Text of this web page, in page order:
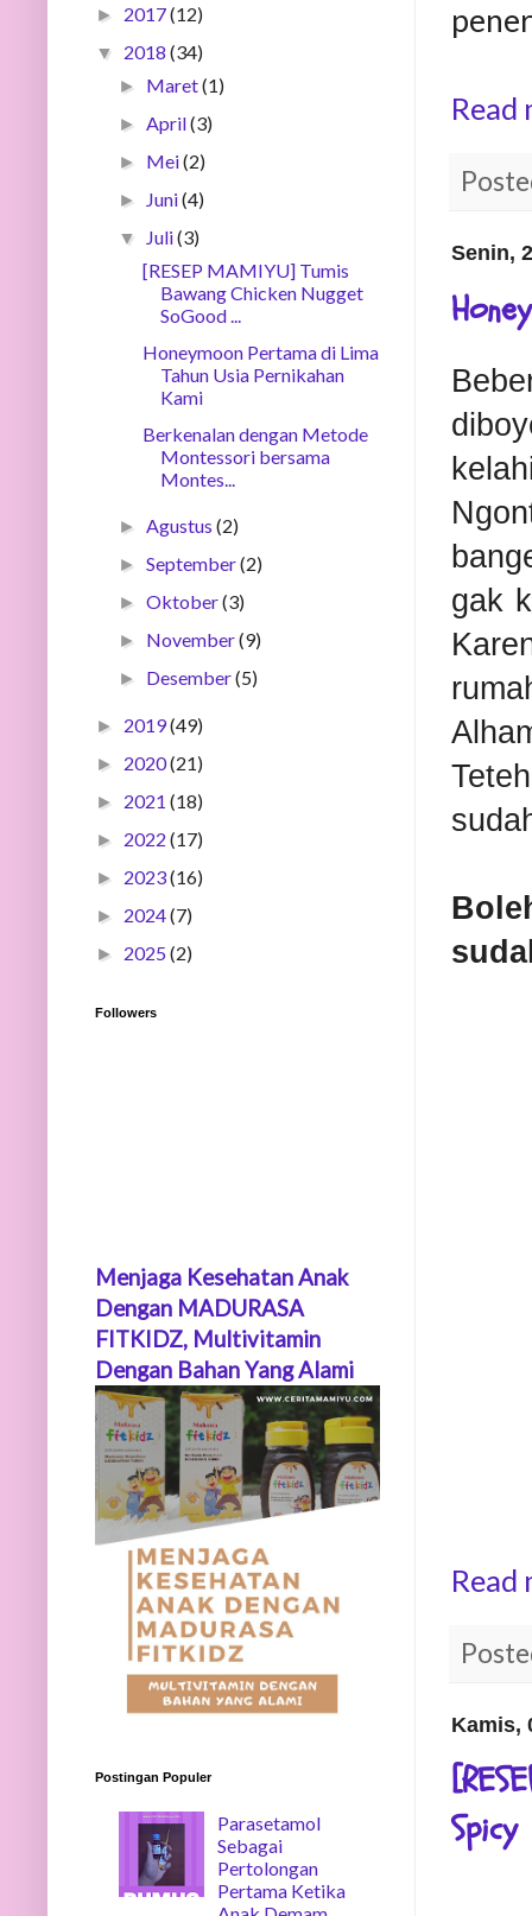
Read
Senin,
gak
Read
Kamis,
Spicy
► 2017(12)
▼ 2018 (34)
► Maret(1)
►April(3)
► Mei(2)
► Juni(4)
▼ Juli(3)
[RESEP MAMIYU] Tumis
Bawang Chicken Nugget
SoGood ...
Honeymoon Pertama di Lima
Tahun Usia Pernikahan
Kami
Berkenalan dengan Metode
Montessori bersama
Montes...
►Agustus(2)
►September(2)
►Oktober(3)
► November(9)
► Desember(5)
► 2019(49)
► 2020(21)
► 2021 (18)
► 2022 (17)
► 2023(16)
► 2024(7)
► 2025(2)
Followers
Menjaga Kesehatan Anak
Dengan MADURASA
FITKIDZ, Multivitamin
Dengan Bahan Yang Alami
Postingan Populer
Parasetamol
Sebagai
Pertolongan
Pertama Ketika